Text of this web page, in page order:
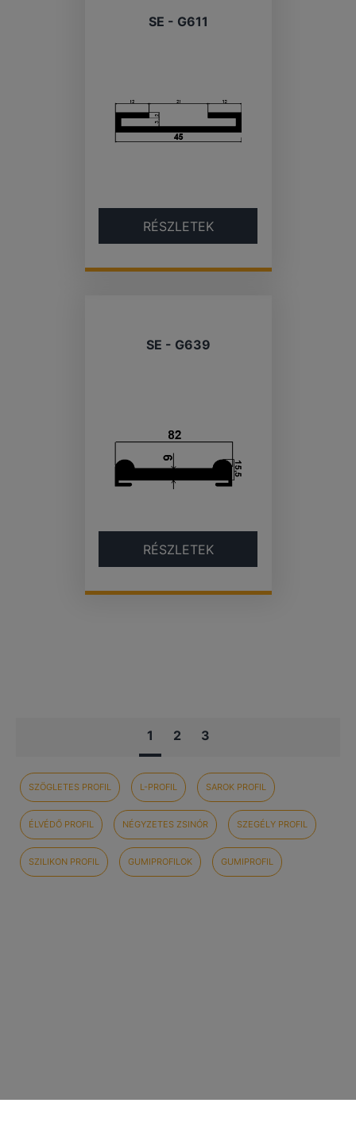
SE - G611
RÉSZLETEK
SE - G639
RÉSZLETEK
1 2 3
SZÖGLETES PROFIL L-PROFIL SAROK PROFIL
ÉLVÉDŐ PROFIL NÉGYZETES ZSINÓR SZEGÉLY PROFIL
SZILIKON PROFIL GUMIPROFILOK GUMIPROFIL